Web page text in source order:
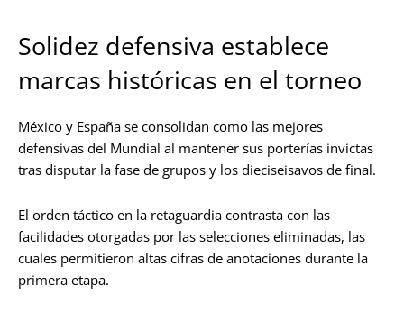
Solidez defensiva establece
marcas históricas en el torneo
México y España se consolidan como las mejores
defensivas del Mundial al mantener sus porterías invictas
tras disputar la fase de grupos y los dieciseisavos de final.
El orden táctico en la retaguardia contrasta con las
facilidades otorgadas por las selecciones eliminadas, las
cuales permitieron altas cifras de anotaciones durante la
primera etapa.